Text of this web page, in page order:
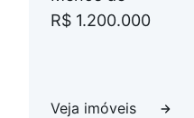
R$ 1.200.000
Veja imóveis